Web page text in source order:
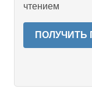
чтением
ПОЛУЧИТЬ